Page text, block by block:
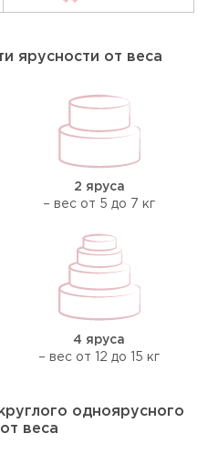
ярусности от веса
2 яруса
– вес от 5 до 7 кг
4 яруса
– вес от 12 до 15 кг
одноярусного
веса